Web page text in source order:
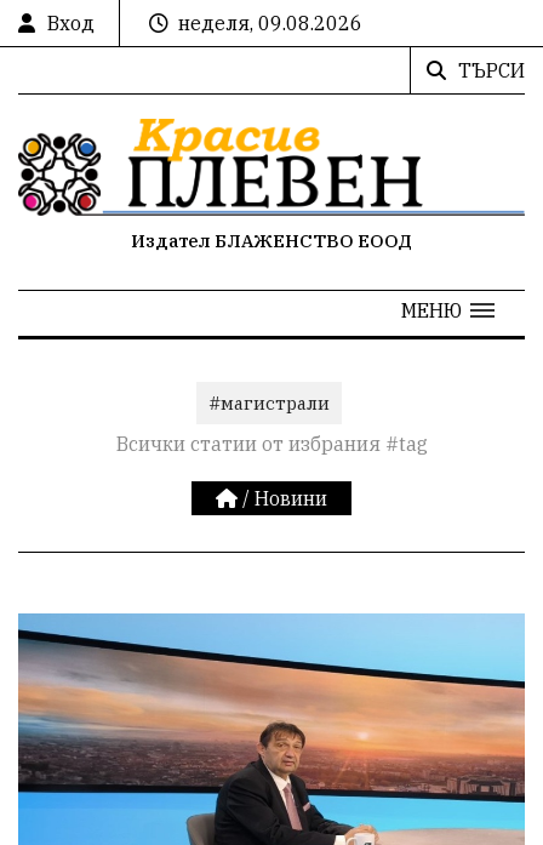
Вход
неделя, 09.08.2026
ТЪРСИ
Издател БЛАЖЕНСТВО ЕООД
МЕНЮ
#магистрали
Всички статии от избрания #tag
/ Новини